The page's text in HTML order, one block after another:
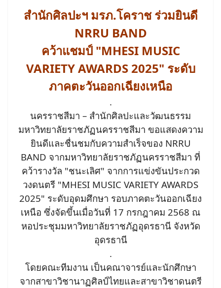
สำนักศิลปะฯ มรภ.โคราช ร่วมยินดี
NRRU BAND
คว้าแชมป์ "MHESI MUSIC
VARIETY AWARDS 2025" ระดับ
ภาคตะวันออกเฉียงเหนือ
.
นครราชสีมา – สำนักศิลปะและวัฒนธรรม
มหาวิทยาลัยราชภัฏนครราชสีมา ขอแสดงความ
ยินดีและชื่นชมกับความสำเร็จของ NRRU
BAND จากมหาวิทยาลัยราชภัฏนครราชสีมา ที่
คว้ารางวัล "ชนะเลิศ" จากการแข่งขันประกวด
วงดนตรี "MHESI MUSIC VARIETY AWARDS
2025" ระดับอุดมศึกษา รอบภาคตะวันออกเฉียง
เหนือ ซึ่งจัดขึ้นเมื่อวันที่ 17 กรกฎาคม 2568 ณ
หอประชุมมหาวิทยาลัยราชภัฏอุดรธานี จังหวัด
อุดรธานี
.
โดยคณะทีมงาน เป็นคณาจารย์และนักศึกษา
จากสาขาวิชานาฏศิลป์ไทยและสาขาวิชาดนตรี